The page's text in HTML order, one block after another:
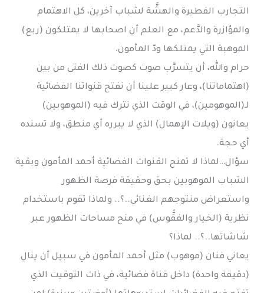
التجارب الفطيرة والهشَّة لشباب آخرين، كل الاهتمام
والمؤازرة والدَّعم، مع العلم أن اصحابها لا يمتلكون (ربع)
الموهبة التي يمتلكها ودّ المأمون.
حرام والله، أن يتسرَّب صوت كصوت ذلك الفتى من بين
(اهتماماتنا)، وعار كبير علينا أن نفتح قنواتنا الفضائية
لـ(الموهومين)، في الوقت الذي نترك فيه (الموهوبين)
يعانون (ويلات الإهمال) الذي لا يبرره أي منطق، ولا تسنده
أي حجة.
سؤال…لماذا لا تمنح القنوات الفضائية أحمد المأمون وبقية
الشباب الموهوبين بحق وحقيقة فرصة الظهور
واستعراض منتوجهم الغنائي..؟.. ولماذا تقوم باستخدام
نظرية (الخيار والفقُّوس) في منح مساحات الظهور عبر
شاشاتها..؟.. لماذا؟
يعاني فنان (موهوب) مثل أحمد المأمون في سبيل أن ينال
(دقيقة واحدة) داخل قناة فضائية، في ذات التوقيت الذي